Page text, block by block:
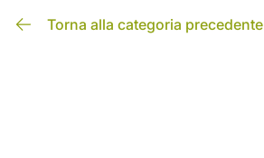
Torna alla categoria precedente